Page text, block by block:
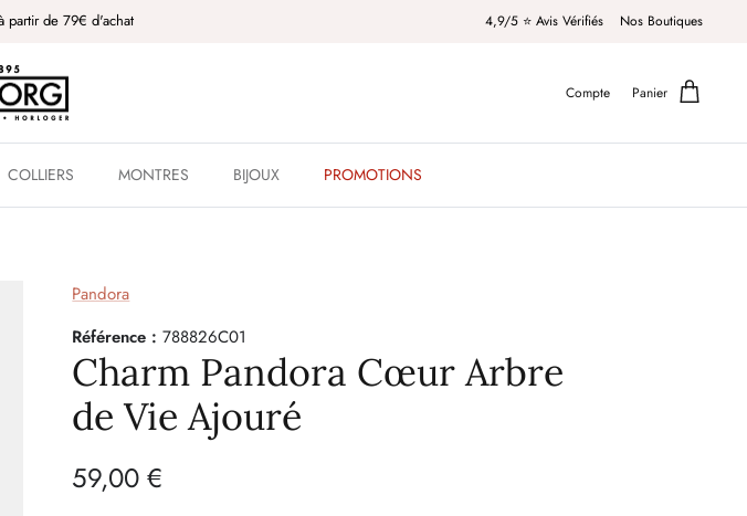
partir de 79€ d'achat 4,9/5 ⭐️ Avis Vérifiés Nos Boutiques
Compte Panier
COLLIERS MONTRES BIJOUX PROMOTIONS
Pandora
Référence : 788826C01
Charm Pandora Cœur Arbre
de Vie Ajouré
59,00 €